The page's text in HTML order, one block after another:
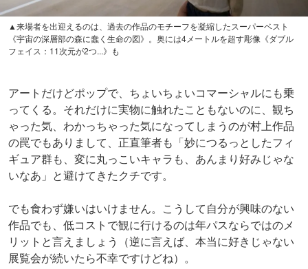
▲来場者を出迎えるのは、過去の作品のモチーフを凝縮したスーパーベスト
《宇宙の深層部の森に蠢く生命の図》。奥には4メートルを超す彫像《ダブル
フェイス：11次元が2つ...》も
アートだけどポップで、ちょいちょいコマーシャルにも乗
ってくる。それだけに実物に触れたこともないのに、観ち
ゃった気、わかっちゃった気になってしまうのが村上作品
の罠でもありまして、正直筆者も「妙につるっとしたフィ
ギュア群も、変に丸っこいキャラも、あんまり好みじゃな
いなあ」と避けてきたクチです。
でも食わず嫌いはいけません。こうして自分が興味のない
作品でも、低コストで観に行けるのは年パスならではのメ
リットと言えましょう（逆に言えば、本当に好きじゃない
展覧会が続いたら不幸ですけどね）。